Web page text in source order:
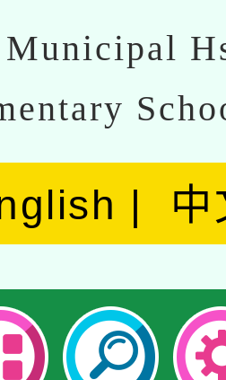
Municipal
中